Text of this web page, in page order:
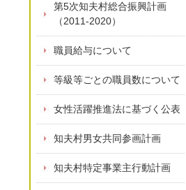
第5次知夫村総合振興計画
（2011-2020）
職員給与について
等級等ごとの職員数について
女性活躍推進法に基づく公表
知夫村男女共同参画計画
知夫村特定事業主行動計画